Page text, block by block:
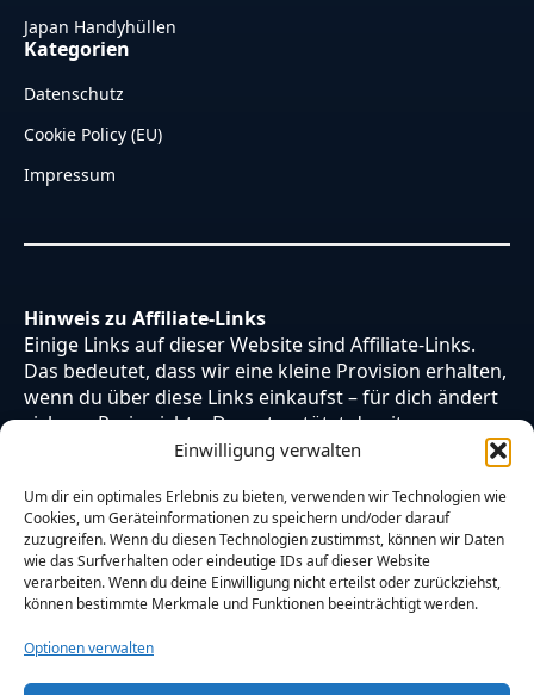
Einwilligung verwalten
Um dir ein optimales Erlebnis zu bieten, verwenden wir Technologien wie
Cookies, um Geräteinformationen zu speichern und/oder darauf
zuzugreifen. Wenn du diesen Technologien zustimmst, können wir Daten
wie das Surfverhalten oder eindeutige IDs auf dieser Website
verarbeiten. Wenn du deine Einwilligung nicht erteilst oder zurückziehst,
können bestimmte Merkmale und Funktionen beeinträchtigt werden.
Optionen verwalten
Japan Handyhüllen
Kategorien
Datenschutz
Cookie Policy (EU)
Impressum
Hinweis zu Affiliate-Links
Einige Links auf dieser Website sind Affiliate-Links.
Das bedeutet, dass wir eine kleine Provision erhalten,
wenn du über diese Links einkaufst – für dich ändert
sich am Preis nichts. Du unterstützt damit unsere
Arbeit. Vielen Dank dafür!